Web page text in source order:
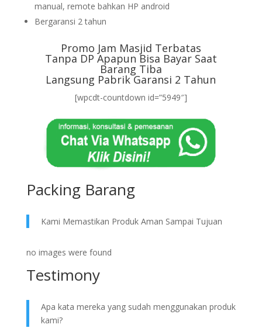
manual, remote bahkan HP android
Bergaransi 2 tahun
Promo Jam Masjid Terbatas
Tanpa DP Apapun Bisa Bayar Saat
Barang Tiba
Langsung Pabrik Garansi 2 Tahun
[wpcdt-countdown id=”5949″]
Packing Barang
Kami Memastikan Produk Aman Sampai Tujuan
no images were found
Testimony
Apa kata mereka yang sudah menggunakan produk
kami?